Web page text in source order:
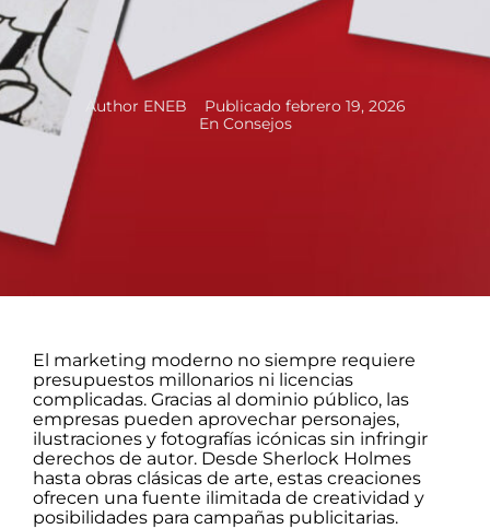
Author ENEB Publicado febrero 19, 2026
En Consejos
El marketing moderno no siempre requiere
presupuestos millonarios ni licencias
complicadas. Gracias al dominio público, las
empresas pueden aprovechar personajes,
ilustraciones y fotografías icónicas sin infringir
derechos de autor. Desde Sherlock Holmes
hasta obras clásicas de arte, estas creaciones
ofrecen una fuente ilimitada de creatividad y
posibilidades para campañas publicitarias.